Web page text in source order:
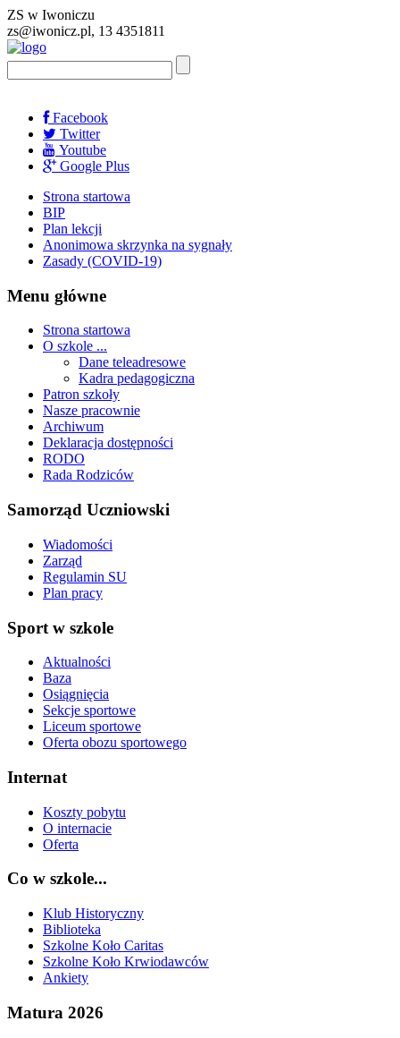
ZS w Iwoniczu
zs@iwonicz.pl, 13 4351811
Facebook
Twitter
Youtube
Google Plus
Strona startowa
BIP
Plan lekcji
Anonimowa skrzynka na sygnały
Zasady (COVID-19)
Menu główne
Strona startowa
O szkole ...
Dane teleadresowe
Kadra pedagogiczna
Patron szkoły
Nasze pracownie
Archiwum
Deklaracja dostępności
RODO
Rada Rodziców
Samorząd Uczniowski
Wiadomości
Zarząd
Regulamin SU
Plan pracy
Sport w szkole
Aktualności
Baza
Osiągnięcia
Sekcje sportowe
Liceum sportowe
Oferta obozu sportowego
Internat
Koszty pobytu
O internacie
Oferta
Co w szkole...
Klub Historyczny
Biblioteka
Szkolne Koło Caritas
Szkolne Koło Krwiodawców
Ankiety
Matura 2026